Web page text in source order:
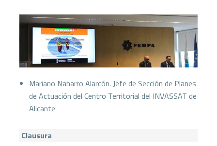
Mariano Naharro Alarcón. Jefe de Sección de Planes
de Actuación del Centro Territorial del INVASSAT de
Alicante
Clausura